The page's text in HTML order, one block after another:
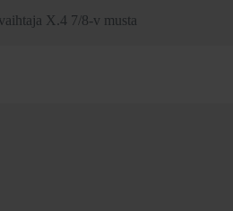
X.4 7/8-v musta